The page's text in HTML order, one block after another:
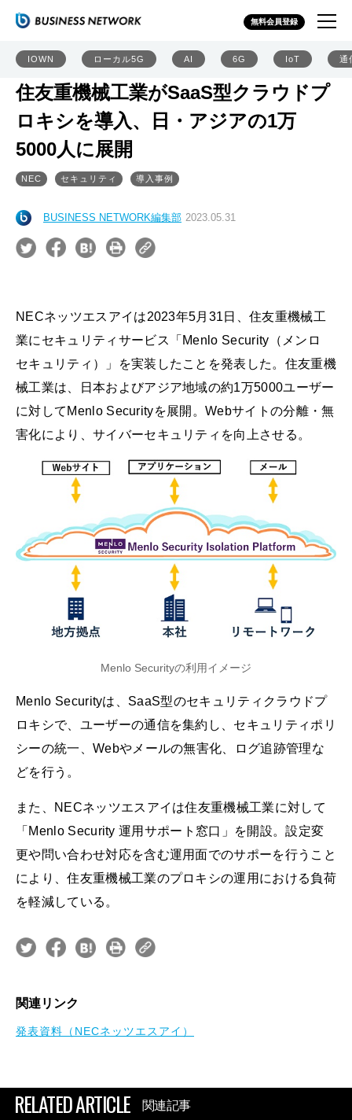
無料会員登録
IOWN ローカル5G AI 6G IoT 通
住友重機械工業がSaaS型クラウドプ
ロキシを導入、日・アジアの1万
5000人に展開
NEC セキュリティ 導入事例
BUSINESS NETWORK編集部 2023.05.31
NECネッツエスアイは2023年5月31日、住友重機械工
業にセキュリティサービス「Menlo Security（メンロ
セキュリティ）」を実装したことを発表した。住友重機
械工業は、日本およびアジア地域の約1万5000ユーザー
に対してMenlo Securityを展開。Webサイトの分離・無
害化により、サイバーセキュリティを向上させる。
Menlo Securityの利用イメージ
Menlo Securityは、SaaS型のセキュリティクラウドプ
ロキシで、ユーザーの通信を集約し、セキュリティポリ
シーの統一、Webやメールの無害化、ログ追跡管理な
どを行う。
また、NECネッツエスアイは住友重機械工業に対して
「Menlo Security 運用サポート窓口」を開設。設定変
更や問い合わせ対応を含む運用面でのサポーを行うこと
により、住友重機械工業のプロキシの運用における負荷
を軽減している。
関連リンク
発表資料（NECネッツエスアイ）
RELATED ARTICLE 関連記事